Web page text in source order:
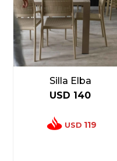
Silla Elba
USD 140
USD 119